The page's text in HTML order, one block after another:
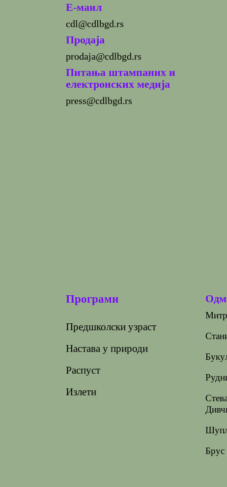
E-маил
cdl@cdlbgd.rs
Продаја
prodaja@cdlbgd.rs
Питања штампаних и
електронских медија
press@cdlbgd.rs
Програми
Предшколски узраст
Настава у природи
Распуст
Излети
Брус